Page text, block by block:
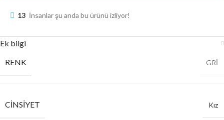
13 İnsanlar şu anda bu ürünü izliyor!
Ek bilgi
RENK
GRİ
CINSIYET Kız